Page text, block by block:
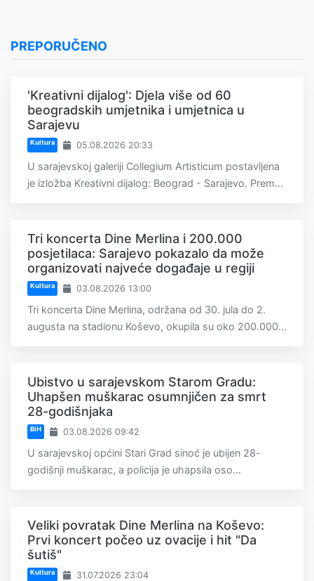
PREPORUČENO
'Kreativni dijalog': Djela više od 60
beogradskih umjetnika i umjetnica u
Sarajevu
Kultura 05.08.2026 20:33
U sarajevskoj galeriji Collegium Artisticum postavljena
je izložba Kreativni dijalog: Beograd - Sarajevo. Prem...
Tri koncerta Dine Merlina i 200.000
posjetilaca: Sarajevo pokazalo da može
organizovati najveće događaje u regiji
Kultura 03.08.2026 13:00
Tri koncerta Dine Merlina, održana od 30. jula do 2.
augusta na stadionu Koševo, okupila su oko 200.000...
Ubistvo u sarajevskom Starom Gradu:
Uhapšen muškarac osumnjičen za smrt
28-godišnjaka
BiH 03.08.2026 09:42
U sarajevskoj općini Stari Grad sinoć je ubijen 28-
godišnji muškarac, a policija je uhapsila oso...
Veliki povratak Dine Merlina na Koševo:
Prvi koncert počeo uz ovacije i hit "Da
šutiš"
Kultura 31.07.2026 23:04